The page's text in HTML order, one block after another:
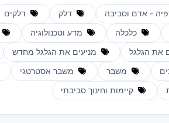
- אדם וסביבה דלק דלקים
כלכלה מדע וטכנולוגיה
את הגלגל מניעים את הגלגל מחדש
משבר משבר אסטרטגי
קיימות וחינוך סביבתי